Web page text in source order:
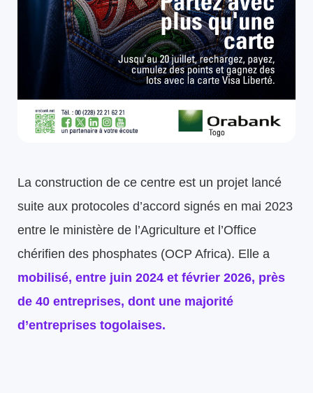
La construction de ce centre est un projet lancé
suite aux protocoles d’accord signés en mai 2023
entre le ministère de l’Agriculture et l’Office
chérifien des phosphates (OCP Africa). Elle a
mobilisé, entre juin 2024 et février 2026, près
de 40 entreprises, dont une majorité
d’entreprises togolaises.